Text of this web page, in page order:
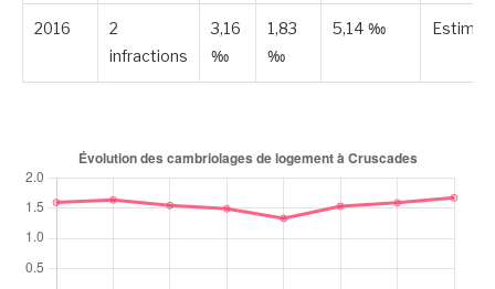
2016
2
infractions
3,16
‰
1,83
‰
5,14 ‰ Estimée